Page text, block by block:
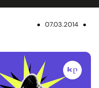
07.03.2014